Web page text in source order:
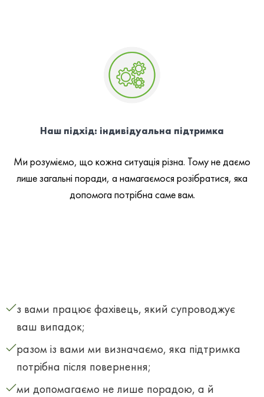
Наш підхід: індивідуальна підтримка
Ми розуміємо, що кожна ситуація різна. Тому не даємо
лише загальні поради, а намагаємося розібратися, яка
допомога потрібна саме вам.
з вами працює фахівець, який супроводжує
ваш випадок;
разом із вами ми визначаємо, яка підтримка
потрібна після повернення;
ми допомагаємо не лише порадою, а й